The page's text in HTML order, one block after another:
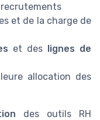
recrutements
et de la charge de
et des lignes de
allocation des
des outils RH